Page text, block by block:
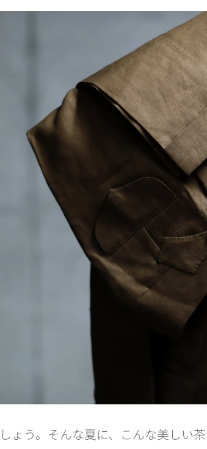
ょう。そんな夏に、こんな美しい